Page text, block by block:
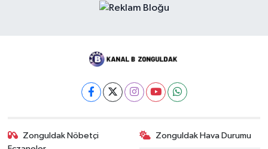
Zonguldak Nöbetçi
Zonguldak Hava Durumu